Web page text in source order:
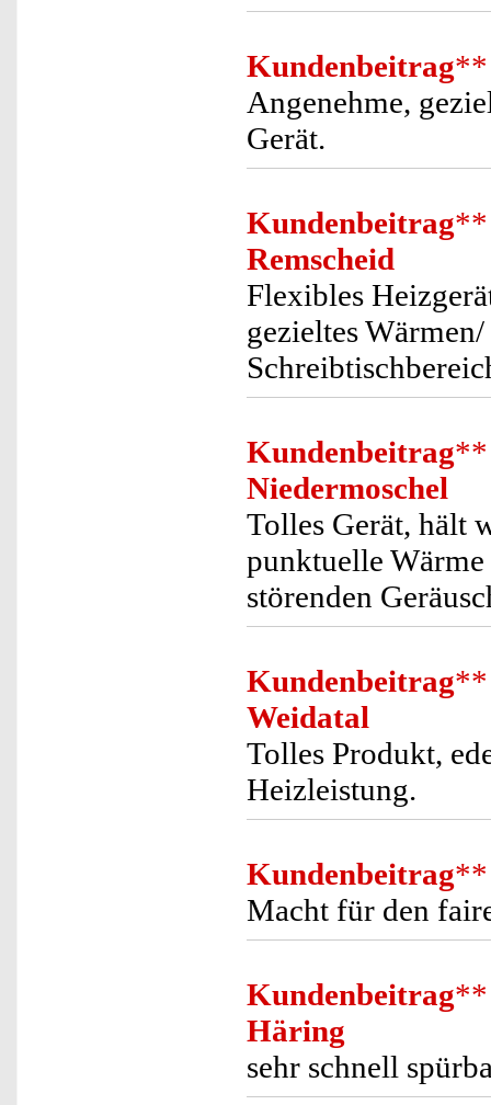
Kundenbeitrag**
Angenehme,
Gerät.
Kundenbeitrag**
Remscheid
Flexibles
gezieltes
Kundenbeitrag**
Niedermoschel
Tolles Gerät, hält
punktuelle
störenden
Kundenbeitrag**
Weidatal
Tolles Produkt,
Heizleistung.
Kundenbeitrag**
Macht für den
Kundenbeitrag**
Häring
sehr schnell